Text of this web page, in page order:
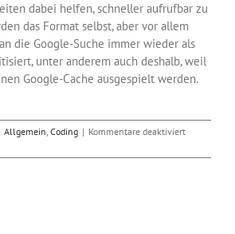
dabei helfen, schneller aufrufbar zu
das Format selbst, aber vor allem
die Google-Suche immer wieder als
unter anderem auch deshalb, weil
Google-Cache ausgespielt werden.
Allgemein, Coding | Kommentare deaktiviertfür
bevorzugt